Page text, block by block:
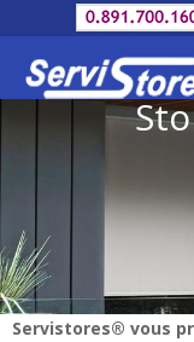
Servistores® vous